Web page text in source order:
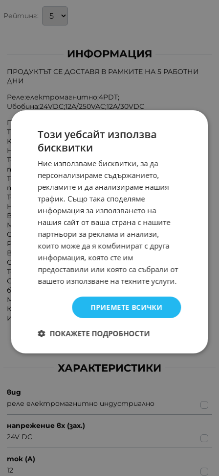
Рейтинг:
ИНФОРМАЦИЯ
ПРОДУКТЪТ СЕ ДОСТАВЯ В РАМКИТЕ НА 5 РАБОТНИ
ДНИ
Реле:електромагнитно;4PDT;
Uбобина:24VDC;12A/250VAC;12A/30VDC
Производител: FINDER;
Тип реле:електромагнитно;
Конф. на контактите: 4PDT;
Номинално напрежение на бобината: 24VDC;
Товароспособност на контактите: АС (при активен
товар) 12A / 250VAC;
Товароспособност на контактите: DC (при активен
товар) 12A / 30VDC;
Ток през контактите: макс. 20A;
Напрежение на комутация: max 400VAC, max 220VDC;
Версия реле: промишлено;
Монтаж: цокъл;
Серия релета: 56.34;
Работна температура: -40...70°C;
Външни размери: 27.8 x 41 x 35.2mm;
Съпротивление на бобината: 490Ω;
Ток на бобината: 49mA;
Свойства на релетата: бутон за тестване с
блокираща функция;
Материал на контакта: AgNi;
Консумирана мощност от бобината: 1.3W;
Изводи конектори: 4,8x0,5mm.
ХАРАКТЕРИСТИКИ
вид
реле електромагнитно индустриално
напрежение вх (зах.)
24V DC
ток (A)
12
Този уебсайт използва
бисквитки
Ние използваме бисквитки, за да
персонализираме съдържанието,
рекламите и да анализираме нашия
трафик. Също така споделяме
информация за използването на
нашия сайт от ваша страна с нашите
партньори за реклама и анализи,
които може да я комбинират с друга
информация, която сте им
предоставили или която са събрали от
вашето използване на техните услуги.
ПРИЕМЕТЕ ВСИЧКИ
ПОКАЖЕТЕ ПОДРОБНОСТИ